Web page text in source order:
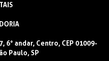
6° andar, Centro, CEP 01009-
Paulo, SP